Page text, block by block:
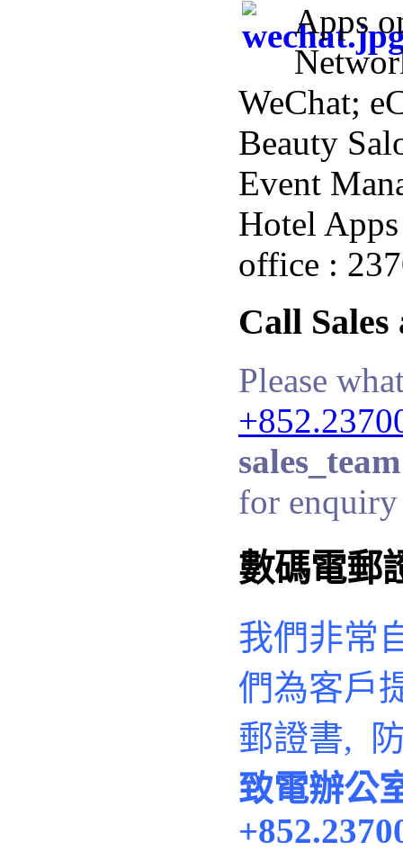
Apps
WeChat;
Beauty
Event
Hotel
office :
Call
Please
for
數碼電郵
我們非常
們為客戶
郵證書,
致電辦公